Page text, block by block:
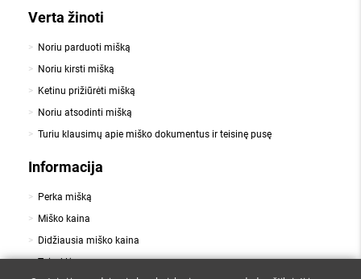
Verta žinoti
Noriu parduoti mišką
Noriu kirsti mišką
Ketinu prižiūrėti mišką
Noriu atsodinti mišką
Turiu klausimų apie miško dokumentus ir teisinę pusę
Informacija
Perka mišką
Miško kaina
Didžiausia miško kaina
Taisyklės